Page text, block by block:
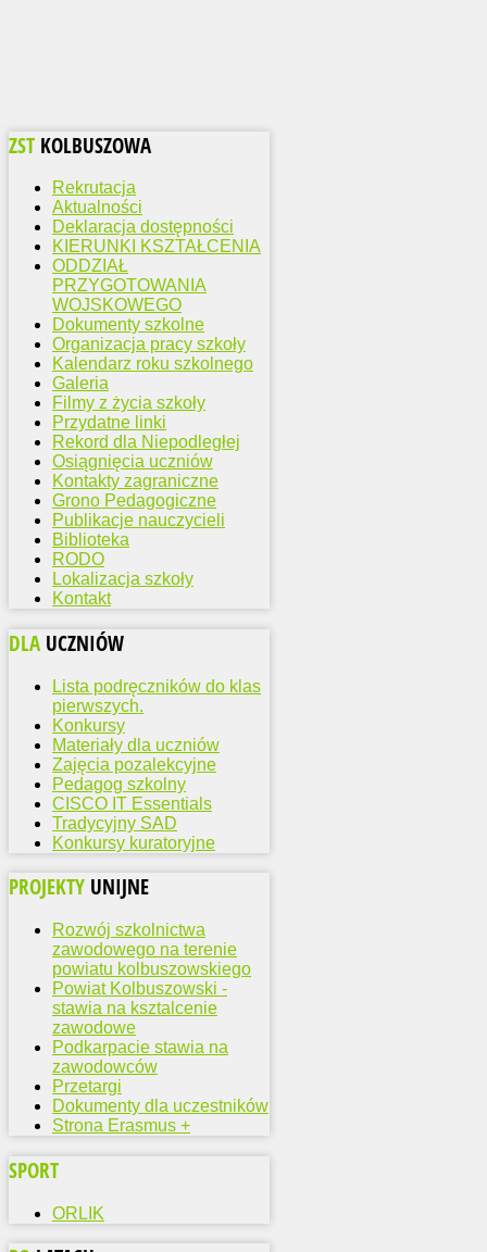
ZST KOLBUSZOWA
Rekrutacja
Aktualności
Deklaracja dostępności
KIERUNKI KSZTAŁCENIA
ODDZIAŁ
PRZYGOTOWANIA
WOJSKOWEGO
Dokumenty szkolne
Organizacja pracy szkoły
Kalendarz roku szkolnego
Galeria
Filmy z życia szkoły
Przydatne linki
Rekord dla Niepodległej
Osiągnięcia uczniów
Kontakty zagraniczne
Grono Pedagogiczne
Publikacje nauczycieli
Biblioteka
RODO
Lokalizacja szkoły
Kontakt
DLA UCZNIÓW
Lista podręczników do klas
pierwszych.
Konkursy
Materiały dla uczniów
Zajęcia pozalekcyjne
Pedagog szkolny
CISCO IT Essentials
Tradycyjny SAD
Konkursy kuratoryjne
PROJEKTY UNIJNE
Rozwój szkolnictwa
zawodowego na terenie
powiatu kolbuszowskiego
Powiat Kolbuszowski -
stawia na ksztalcenie
zawodowe
Podkarpacie stawia na
zawodowców
Przetargi
Dokumenty dla uczestników
Strona Erasmus +
SPORT
ORLIK